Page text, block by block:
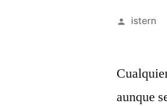
istern
aunque